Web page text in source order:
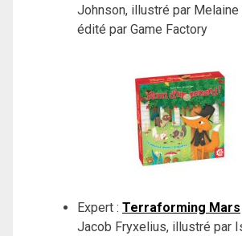
Johnson, illustré par Melaine
édité par Game Factory
Expert : Terraforming Mars
Jacob Fryxelius, illustré par